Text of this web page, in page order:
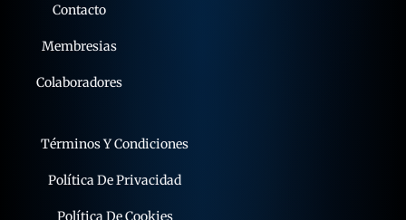
Términos Y Condiciones
Política De Privacidad
Política De Cookies
Contacto
Membresias
Colaboradores